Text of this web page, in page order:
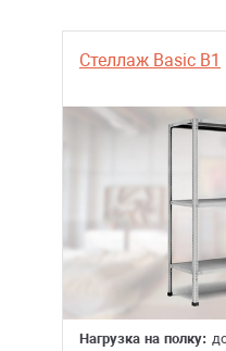
Стеллаж Basic B1
Нагрузка на полку: